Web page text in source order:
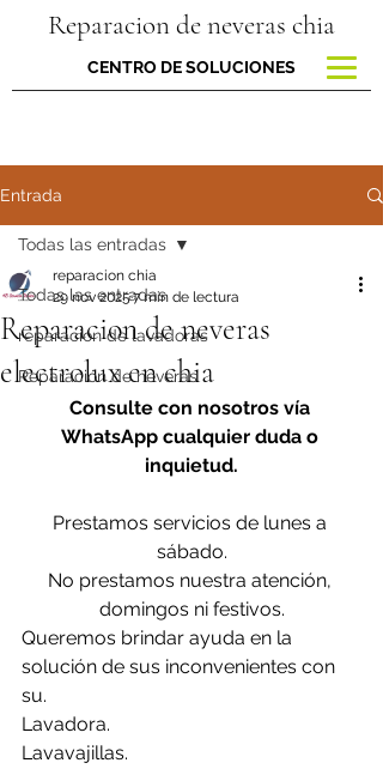
Reparacion de neveras chia
CENTRO DE SOLUCIONES
Entrada
Todas las entradas
reparacion de lavadoras
Reparación de neveras
Todas las entradas
Reparacion de neveras
electrolux en chia
reparacion chia
29 nov 20257 min de lectura
Consulte con nosotros vía
WhatsApp cualquier duda o
inquietud.
Prestamos servicios de lunes a
sábado.
No prestamos nuestra atención,
domingos ni festivos.
Queremos brindar ayuda en la
solución de sus inconvenientes con
su.
Lavadora.
Lavavajillas.